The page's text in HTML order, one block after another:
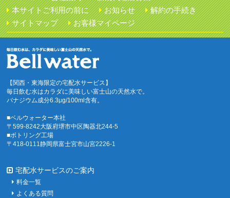
本サイトご利用の前に
お知らせ
解約の手続き
サイトマップ
お客様マイページ
【関西・東海限定の宅配水サービス】
毎日飲む水はカラダに美味しい富士山の天然水で。
バナジウム成分6.3μg/100ml含有。
■ベルウォーター本社
〒599-8242大阪府堺市中区陶器北244-5
■ボトリング工場
〒418-0111静岡県富士宮市山宮2226-1
宅配水サービスのご案内
料金一覧
よくある質問